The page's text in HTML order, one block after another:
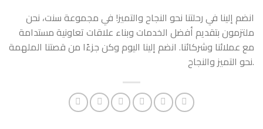
انضم إلينا في رحلتنا نحو النجاح والتميز! في مجموعة سنت، نحن
ملتزمون بتقديم أفضل الخدمات وبناء علاقات تعاونية مستدامة
مع عملائنا وشركائنا. انضم إلينا اليوم وكن جزءًا من قصتنا الملهمة
نحو التميز والنجاح.